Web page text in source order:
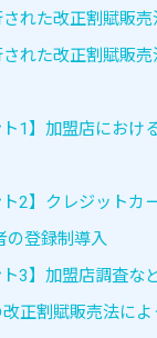
れた改正割賦販売
れた改正割賦販
ト1】加盟店におけ
ト2】クレジットカ
の登録制導入
ト3】加盟店調査な
正割賦販売法によ